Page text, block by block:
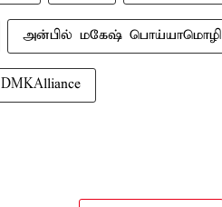
அன்பில் மகேஷ் பொய்யாமொழி
DMKAlliance